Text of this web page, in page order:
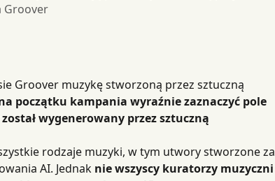
Groover
Groover muzykę stworzoną przez sztuczną
początku kampania wyraźnie zaznaczyć pole
wygenerowany przez sztuczną
rodzaje muzyki, w tym utwory stworzone za
AI. Jednak nie wszyscy kuratorzy muzyczni